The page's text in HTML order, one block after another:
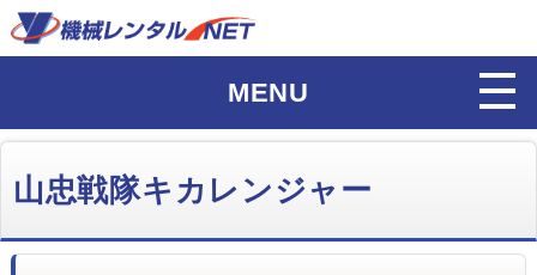
MENU
山忠戦隊キカレンジャー